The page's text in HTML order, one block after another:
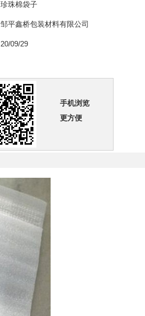
珍珠棉袋子
邹平鑫桥包装材料有限公司
20/09/29
手机浏览
更方便